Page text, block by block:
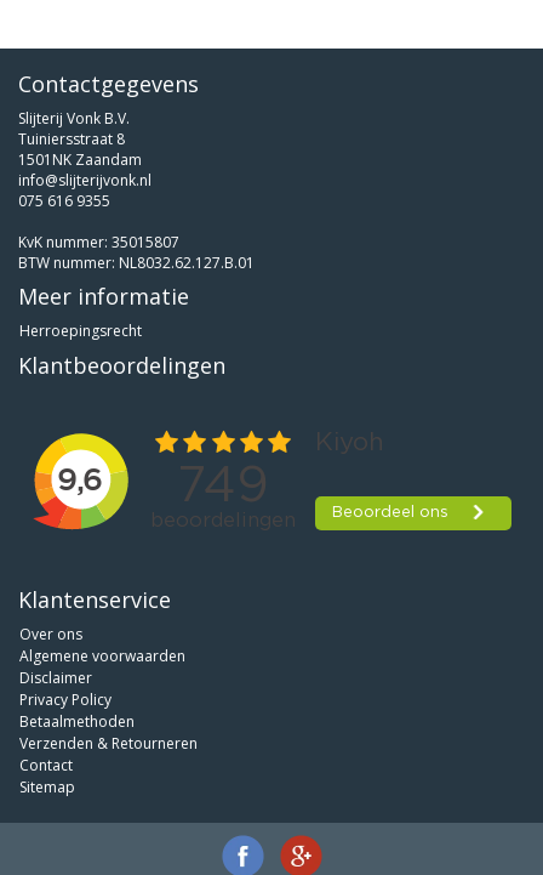
Contactgegevens
Slijterij Vonk B.V.
Tuiniersstraat 8
1501NK Zaandam
info@slijterijvonk.nl
075 616 9355
KvK nummer: 35015807
BTW nummer: NL8032.62.127.B.01
Meer informatie
Herroepingsrecht
Klantbeoordelingen
Klantenservice
Over ons
Algemene voorwaarden
Disclaimer
Privacy Policy
Betaalmethoden
Verzenden & Retourneren
Contact
Sitemap